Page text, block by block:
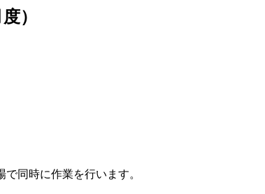
）
同時に作業を行います。